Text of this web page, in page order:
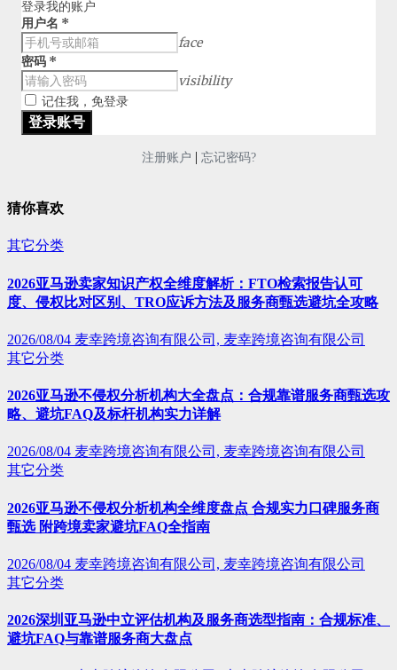
登录我的账户
用户名 *
face
密码 *
visibility
记住我，免登录
注册账户 | 忘记密码?
猜你喜欢
其它分类
2026亚马逊卖家知识产权全维度解析：FTO检索报告认可
度、侵权比对区别、TRO应诉方法及服务商甄选避坑全攻略
2026/08/04 麦幸跨境咨询有限公司, 麦幸跨境咨询有限公司
其它分类
2026亚马逊不侵权分析机构大全盘点：合规靠谱服务商甄选攻
略、避坑FAQ及标杆机构实力详解
2026/08/04 麦幸跨境咨询有限公司, 麦幸跨境咨询有限公司
其它分类
2026亚马逊不侵权分析机构全维度盘点 合规实力口碑服务商
甄选 附跨境卖家避坑FAQ全指南
2026/08/04 麦幸跨境咨询有限公司, 麦幸跨境咨询有限公司
其它分类
2026深圳亚马逊中立评估机构及服务商选型指南：合规标准、
避坑FAQ与靠谱服务商大盘点